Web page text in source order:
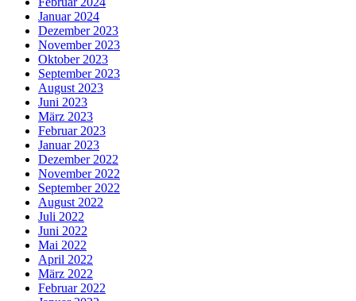
Januar 2024
Dezember 2023
November 2023
Oktober 2023
September 2023
August 2023
Juni 2023
März 2023
Februar 2023
Januar 2023
Dezember 2022
November 2022
September 2022
August 2022
Juli 2022
Juni 2022
Mai 2022
April 2022
März 2022
Februar 2022